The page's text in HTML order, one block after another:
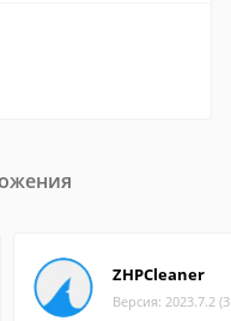
ZHPCleaner
Версия: 2023.7.2